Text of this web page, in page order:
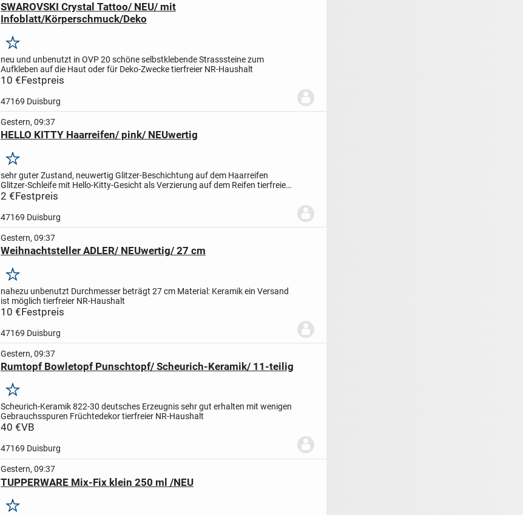
SWAROVSKI Crystal Tattoo/ NEU/ mit
Infoblatt/Körperschmuck/Deko
Merken
neu und unbenutzt in OVP20 schöne selbstklebende Strasssteine zum
Aufkleben auf die Haut oder für Deko-Zwecketierfreier NR-Haushalt
10 €Festpreis
47169 Duisburg
Gestern, 09:37
HELLO KITTY Haarreifen/ pink/ NEUwertig
Merken
sehr guter Zustand, neuwertig Glitzer-Beschichtung auf dem Haarreifen
Glitzer-Schleife mit Hello-Kitty-Gesicht als Verzierung auf dem Reifen tierfreier
NR-Haushalt
2 €Festpreis
47169 Duisburg
Gestern, 09:37
Weihnachtsteller ADLER/ NEUwertig/ 27 cm
Merken
nahezu unbenutzt Durchmesser beträgt 27 cm Material: Keramikein Versand
ist möglich tierfreier NR-Haushalt
10 €Festpreis
47169 Duisburg
Gestern, 09:37
Rumtopf Bowletopf Punschtopf/ Scheurich-Keramik/ 11-teilig
Merken
Scheurich-Keramik 822-30 deutsches Erzeugnissehr gut erhalten mit wenigen
Gebrauchsspuren Früchtedekortierfreier NR-Haushalt
40 €VB
47169 Duisburg
Gestern, 09:37
TUPPERWARE Mix-Fix klein 250 ml /NEU
Merken